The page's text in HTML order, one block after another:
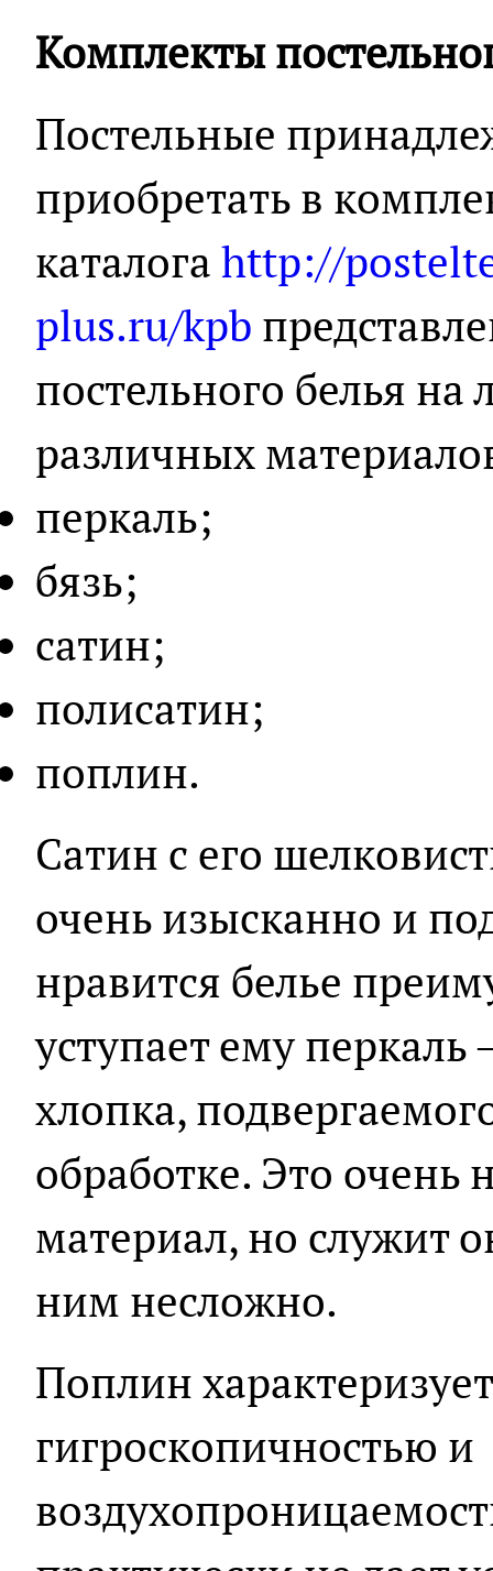
Комплекты
Постельные
приобретать в
каталогаhttp://
plus.ru/kpb
постельного белья на
различных
перкаль;
бязь;
сатин;
полисатин;
поплин.
Сатин с его
очень изысканно и
нравится белье
уступает ему перкаль
хлопка,
обработке. Это
материал, но служит
ним несложно.
Поплин
гигроскопичностью и